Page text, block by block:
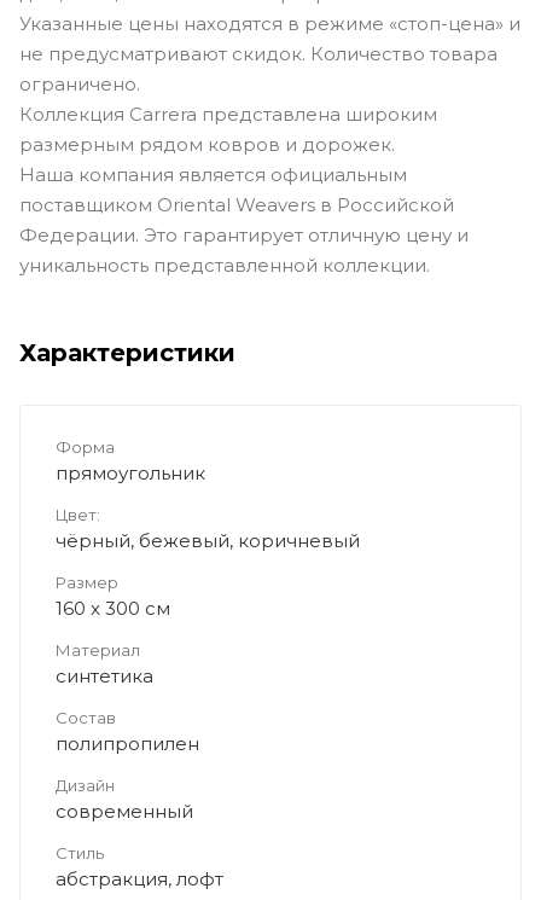
Указанные цены находятся в режиме «стоп-цена» и
не предусматривают скидок. Количество товара
ограничено.
Коллекция Carrera представлена широким
размерным рядом ковров и дорожек.
Наша компания является официальным
поставщиком Oriental Weavers в Российской
Федерации. Это гарантирует отличную цену и
уникальность представленной коллекции.
Характеристики
Форма
прямоугольник
Цвет:
чёрный, бежевый, коричневый
Размер
160 x 300 см
Материал
синтетика
Состав
полипропилен
Дизайн
современный
Стиль
абстракция, лофт